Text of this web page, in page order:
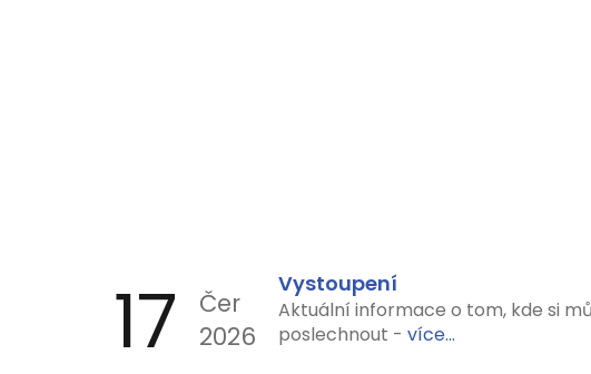
17
Čer
2026
Vystoupení
Aktuální informace o tom, kde si
poslechnout - více...